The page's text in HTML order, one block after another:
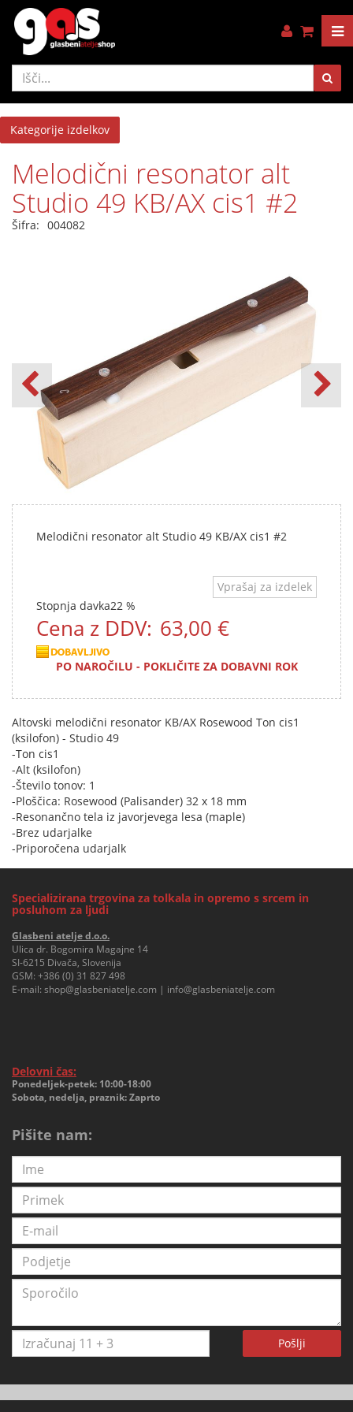
Kategorije izdelkov
Melodični resonator alt
Studio 49 KB/AX cis1 #2
Šifra: 004082
Melodični resonator alt Studio 49 KB/AX cis1 #2
Vprašaj za izdelek
Stopnja davka22 %
Cena z DDV: 63,00 €
PO NAROČILU - POKLIČITE ZA DOBAVNI ROK
Altovski melodični resonator KB/AX Rosewood Ton cis1
(ksilofon) - Studio 49
-Ton cis1
-Alt (ksilofon)
-Število tonov: 1
-Ploščica: Rosewood (Palisander) 32 x 18 mm
-Resonančno tela iz javorjevega lesa (maple)
-Brez udarjalke
-Priporočena udarjalk
Specializirana trgovina za tolkala in opremo s srcem in
posluhom za ljudi
Glasbeni atelje d.o.o.
Ulica dr. Bogomira Magajne 14
SI-6215 Divača, Slovenija
GSM: +386 (0) 31 827 498
E-mail: shop@glasbeniatelje.com | info@glasbeniatelje.com
Delovni čas:
Ponedeljek-petek: 10:00-18:00
Sobota, nedelja, praznik: Zaprto
Pišite nam:
Pošlji